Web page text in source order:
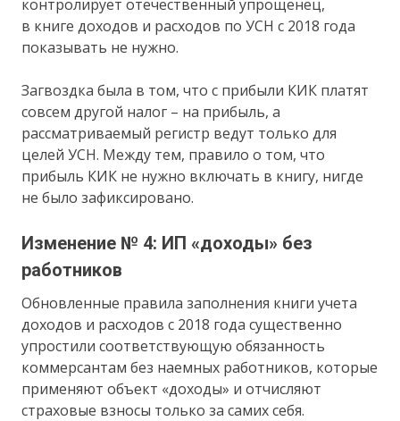
контролирует отечественный упрощенец,
в книге доходов и расходов по УСН с 2018 года
показывать не нужно.
Загвоздка была в том, что с прибыли КИК платят
совсем другой налог – на прибыль, а
рассматриваемый регистр ведут только для
целей УСН. Между тем, правило о том, что
прибыль КИК не нужно включать в книгу, нигде
не было зафиксировано.
Изменение № 4: ИП «доходы» без
работников
Обновленные правила заполнения книги учета
доходов и расходов с 2018 года существенно
упростили соответствующую обязанность
коммерсантам без наемных работников, которые
применяют объект «доходы» и отчисляют
страховые взносы только за самих себя.